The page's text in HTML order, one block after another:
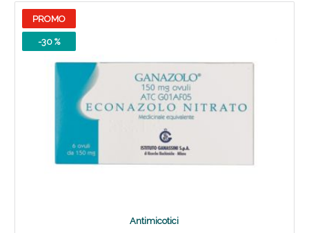
PROMO
-30 %
Antimicotici
Scopri le offerte di Oggi